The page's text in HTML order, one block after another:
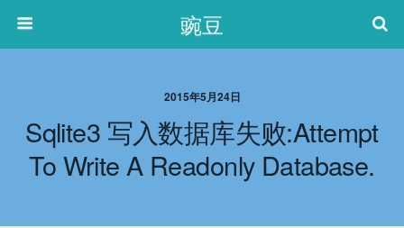
豌豆
2015年5月24日
Sqlite3 写入数据库失败:attempt
To Write A Readonly Database.